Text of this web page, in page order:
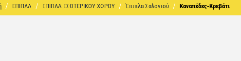
homeΕΠΙΠΛΑ ΕΠΙΠΛΑ ΕΣΩΤΕΡΙΚΟΥ ΧΩΡΟΥ Έπιπλα Σαλονιού Καναπέδες-Κρεβάτι